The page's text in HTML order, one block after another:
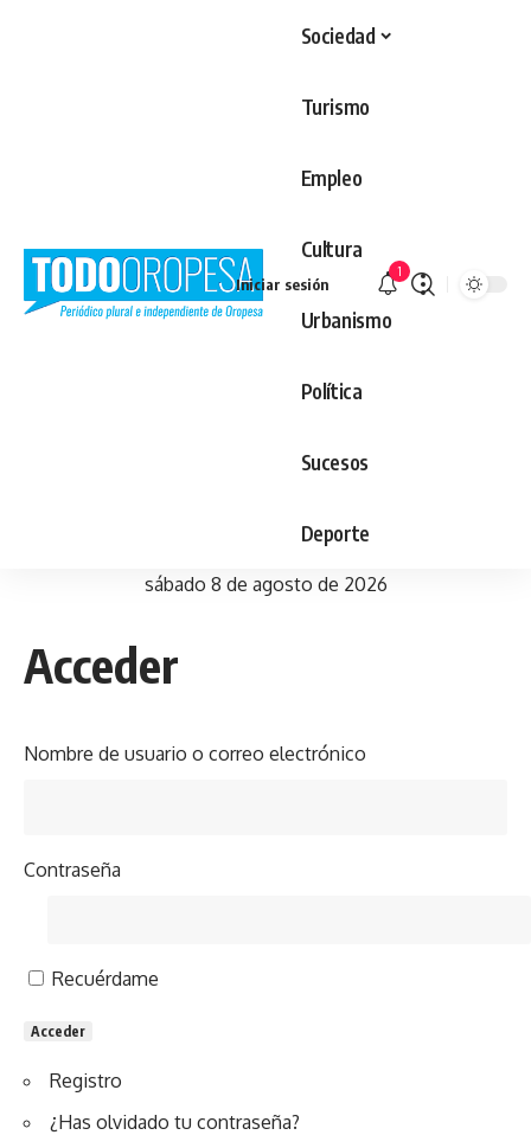
Sociedad
Turismo
Empleo
Cultura
Urbanismo
Política
Sucesos
Deporte
Iniciar sesión
1
sábado 8 de agosto de 2026
Acceder
Nombre de usuario o correo electrónico
Contraseña
Recuérdame
Acceder
Registro
¿Has olvidado tu contraseña?